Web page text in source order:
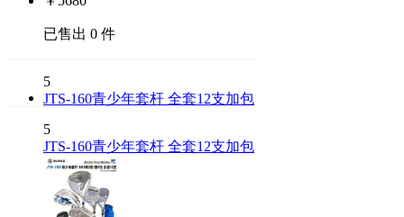
已售出 0 件
5
JTS-160青少年套杆 全套12支加包
5
JTS-160青少年套杆 全套12支加包